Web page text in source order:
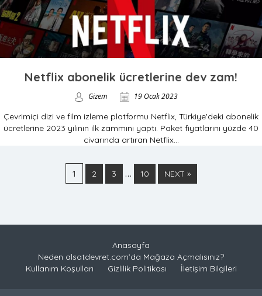
Netflix abonelik ücretlerine dev zam!
Gizem 19 Ocak 2023
Çevrimiçi dizi ve film izleme platformu Netflix, Türkiye'deki abonelik
ücretlerine 2023 yılının ilk zammını yaptı. Paket fiyatlarını yüzde 40
civarında artıran Netflix...
1 2 3 … 10 NEXT »
Anasayfa
Neden alsatdevret.com’da Mağaza Açmalısınız?
Kullanım Koşulları
Gizlilik Politikası İletişim Bilgileri